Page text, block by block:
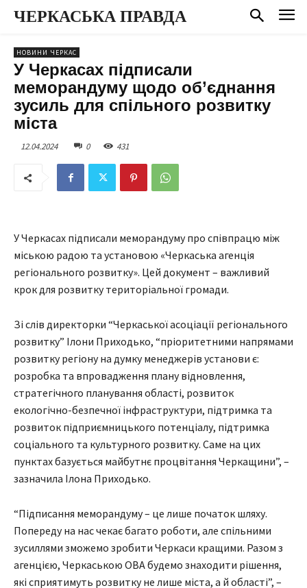
ЧЕРКАСЬКА ПРАВДА
НОВИНИ ЧЕРКАС
У Черкасах підписали
меморандуму щодо об’єднання
зусиль для спільного розвитку
міста
12.04.2024 0 431
У Черкасах підписали меморандуму про співпрацю між
міською радою та установою «Черкаська агенція
регіонального розвитку». Цей документ – важливий
крок для розвитку територіальної громади.
Зі слів директорки “Черкаської асоціації регіонального
розвитку” Ілони Приходько, “пріоритетними напрямами
розвитку регіону на думку менеджерів установи є:
розробка та впровадження плану відновлення,
стратегічного планування області, розвиток
екологічно-безпечної інфраструктури, підтримка та
розвиток підприємницького потенціалу, підтримка
соціального та культурного розвитку. Саме на цих
пунктах базується майбутнє процвітання Черкащини”, –
зазначила Ілона Приходько.
“Підписання меморандуму – це лише початок шляху.
Попереду на нас чекає багато роботи, але спільними
зусиллями зможемо зробити Черкаси кращими. Разом з
агенцією, Черкаською ОВА будемо знаходити рішення,
які сприятимуть розвитку не лише міста, а й області”, –